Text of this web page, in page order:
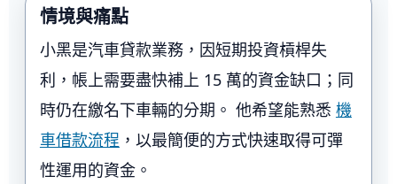
情境與痛點
小黑是汽車貸款業務，因短期投資槓桿失
利，帳上需要盡快補上 15 萬的資金缺口；同
時仍在繳名下車輛的分期。 他希望能熟悉 機
車借款流程 ，以最簡便的方式快速取得可彈
性運用的資金。